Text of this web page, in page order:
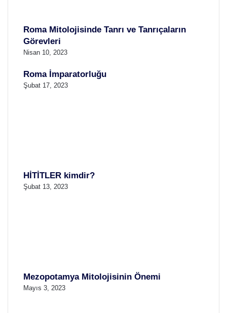
Roma Mitolojisinde Tanrı ve Tanrıçaların
Görevleri
Nisan 10, 2023
Roma İmparatorluğu
Şubat 17, 2023
HİTİTLER kimdir?
Şubat 13, 2023
Mezopotamya Mitolojisinin Önemi
Mayıs 3, 2023